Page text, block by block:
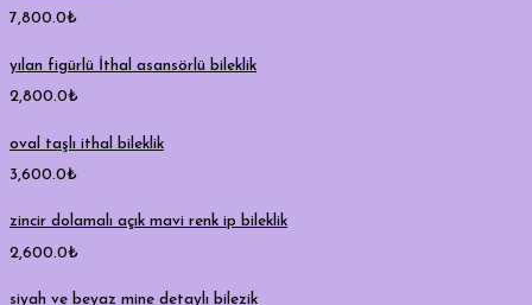
7,800.0₺
yılan figürlü İthal asansörlü bileklik
2,800.0₺
oval taşlı ithal bileklik
3,600.0₺
zincir dolamalı açık mavi renk ip bileklik
2,600.0₺
siyah ve beyaz mine detaylı bilezik